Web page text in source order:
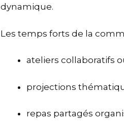
dynamique.
Les temps forts de la
ateliers collaboratifs
projections
repas partagés